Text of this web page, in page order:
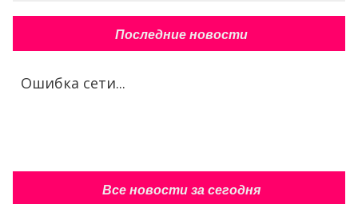
Последние новости
Ошибка сети...
Все новости за сегодня